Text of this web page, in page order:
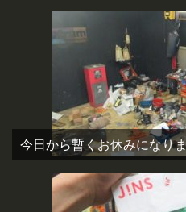
今日から暫くお休みになり